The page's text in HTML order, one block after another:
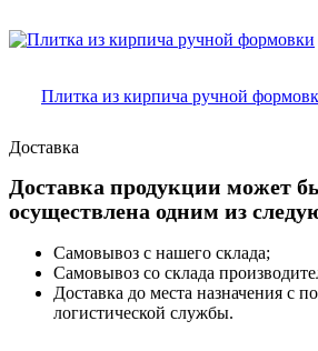
Плитка из кирпича ручной
Доставка
Доставка продукции может
осуществлена одним из
Самовывоз с нашего склада;
Самовывоз со склада
Доставка до места назначения с
логистической службы.